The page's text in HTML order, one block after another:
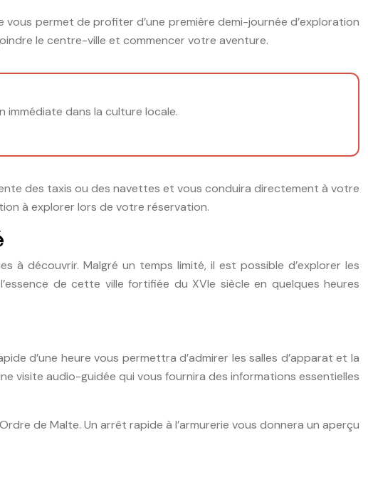
permet de profiter d’une première demi-journée d’exploration
le centre-ville et commencer votre aventure.
immédiate dans la culture locale.
des taxis ou des navettes et vous conduira directement à votre
à explorer lors de votre réservation.
à découvrir. Malgré un temps limité, il est possible d’explorer les
de cette ville fortifiée du XVIe siècle en quelques heures
d’une heure vous permettra d’admirer les salles d’apparat et la
visite audio-guidée qui vous fournira des informations essentielles
de Malte. Un arrêt rapide à l’armurerie vous donnera un aperçu